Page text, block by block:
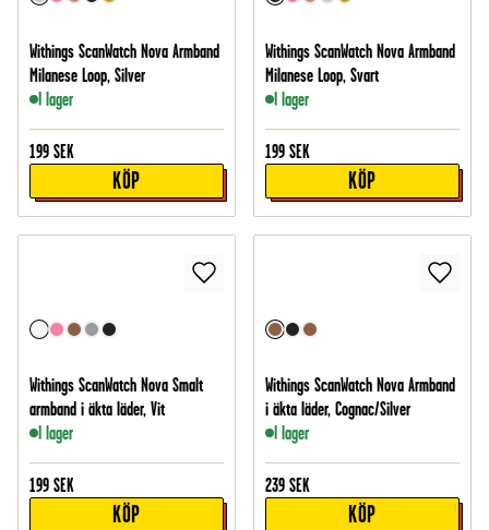
Withings ScanWatch Nova Armband
Milanese Loop, Silver
I lager
199 SEK
KÖP
Withings ScanWatch Nova Armband
Milanese Loop, Svart
I lager
199 SEK
KÖP
Withings ScanWatch Nova Smalt
armband i äkta läder, Vit
I lager
199 SEK
KÖP
Withings ScanWatch Nova Armband
i äkta läder, Cognac/Silver
I lager
239 SEK
KÖP